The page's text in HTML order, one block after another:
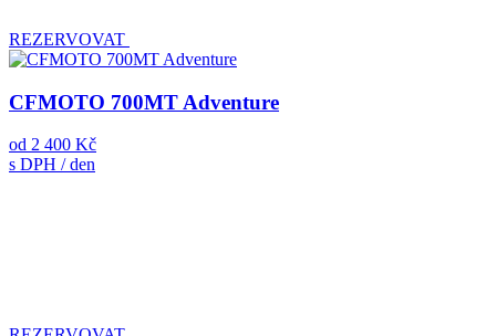
REZERVOVAT
CFMOTO 700MT Adventure
od 2 400 Kč
s DPH / den